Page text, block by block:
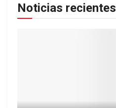
Noticias recientes